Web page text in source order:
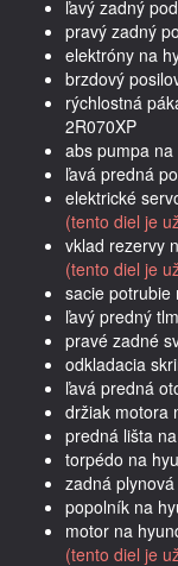
ľavý zadný
pravý zadný
elektróny na
brzdový
rýchlostná
2R070XP
abs pumpa
ľavá predná
elektrické
(tento diel je
vklad rezervy
(tento diel je
sacie potrubie
ľavý predný
pravé zadné
odkladacia
ľavá predná
držiak motora
predná lišta
torpédo na
zadná
popolník na
motor na
(tento diel je